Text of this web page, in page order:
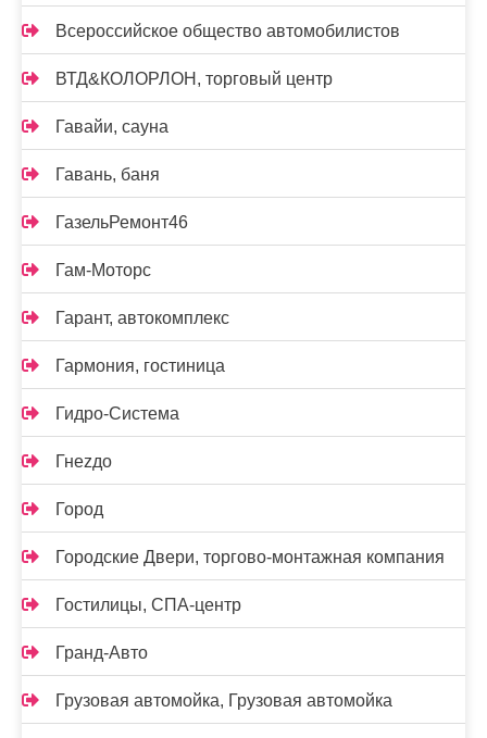
Всероссийское общество автомобилистов
ВТД&КОЛОРЛОН, торговый центр
Гавайи, сауна
Гавань, баня
ГазельРемонт46
Гам-Моторс
Гарант, автокомплекс
Гармония, гостиница
Гидро-Система
Гнеzдо
Город
Городские Двери, торгово-монтажная компания
Гостилицы, СПА-центр
Гранд-Авто
Грузовая автомойка, Грузовая автомойка